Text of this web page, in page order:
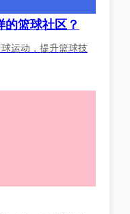
篮球社区？
运动，提升篮球技